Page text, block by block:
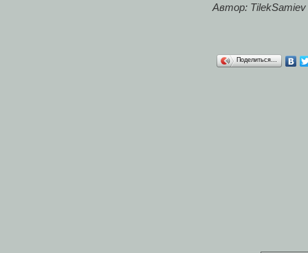
Автор: TilekSamiev
Поделиться…